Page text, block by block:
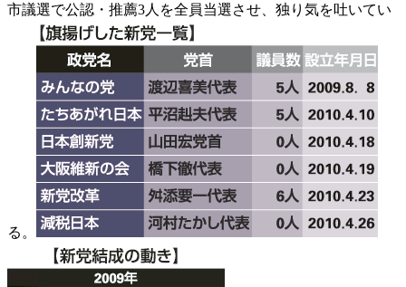
市議選で公認・推薦3人を全員当選させ、独り気を吐いてい
る。